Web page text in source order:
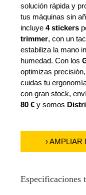
solución rápida y
tus máquinas sin
incluye4 stickers
trimmer, con un
estabiliza la mano
humedad. Con los
optimizas
cuidas tu
con gran stock,
80 € y somos
› AMPLIAR
Especificaciones